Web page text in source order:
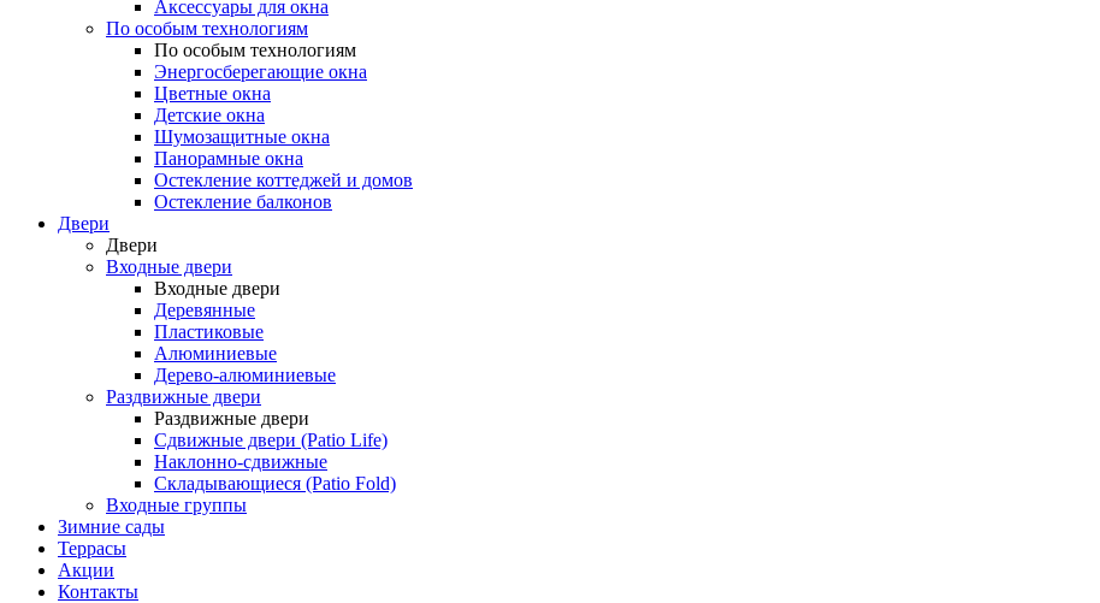
Аксессуары для окна
По особым технологиям
По особым технологиям
Энергосберегающие окна
Цветные окна
Детские окна
Шумозащитные окна
Панорамные окна
Остекление коттеджей и домов
Остекление балконов
Двери
Двери
Входные двери
Входные двери
Деревянные
Пластиковые
Алюминиевые
Дерево-алюминиевые
Раздвижные двери
Раздвижные двери
Сдвижные двери (Patio Life)
Наклонно-сдвижные
Складывающиеся (Patio Fold)
Входные группы
Зимние сады
Террасы
Акции
Контакты